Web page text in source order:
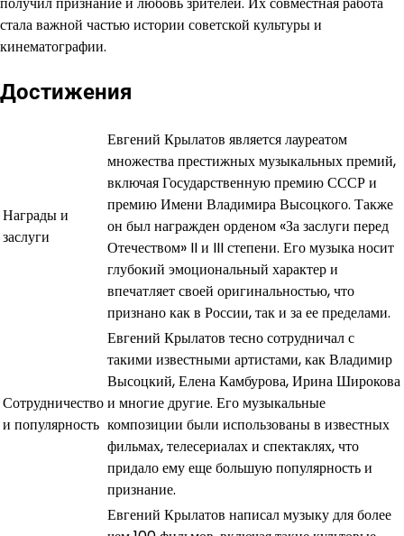
стала важной частью истории советской культуры и
кинематографии.
Достижения
Награды и
заслуги
Евгений Крылатов является лауреатом
множества престижных музыкальных премий,
включая Государственную премию СССР и
премию Имени Владимира Высоцкого. Также
он был награжден орденом «За заслуги перед
Отечеством» II и III степени. Его музыка носит
глубокий эмоциональный характер и
впечатляет своей оригинальностью, что
признано как в России, так и за ее пределами.
Сотрудничество
и популярность
Евгений Крылатов тесно сотрудничал с
такими известными артистами, как Владимир
Высоцкий, Елена Камбурова, Ирина Широкова
и многие другие. Его музыкальные
композиции были использованы в известных
фильмах, телесериалах и спектаклях, что
придало ему еще большую популярность и
признание.
Евгений Крылатов написал музыку для более